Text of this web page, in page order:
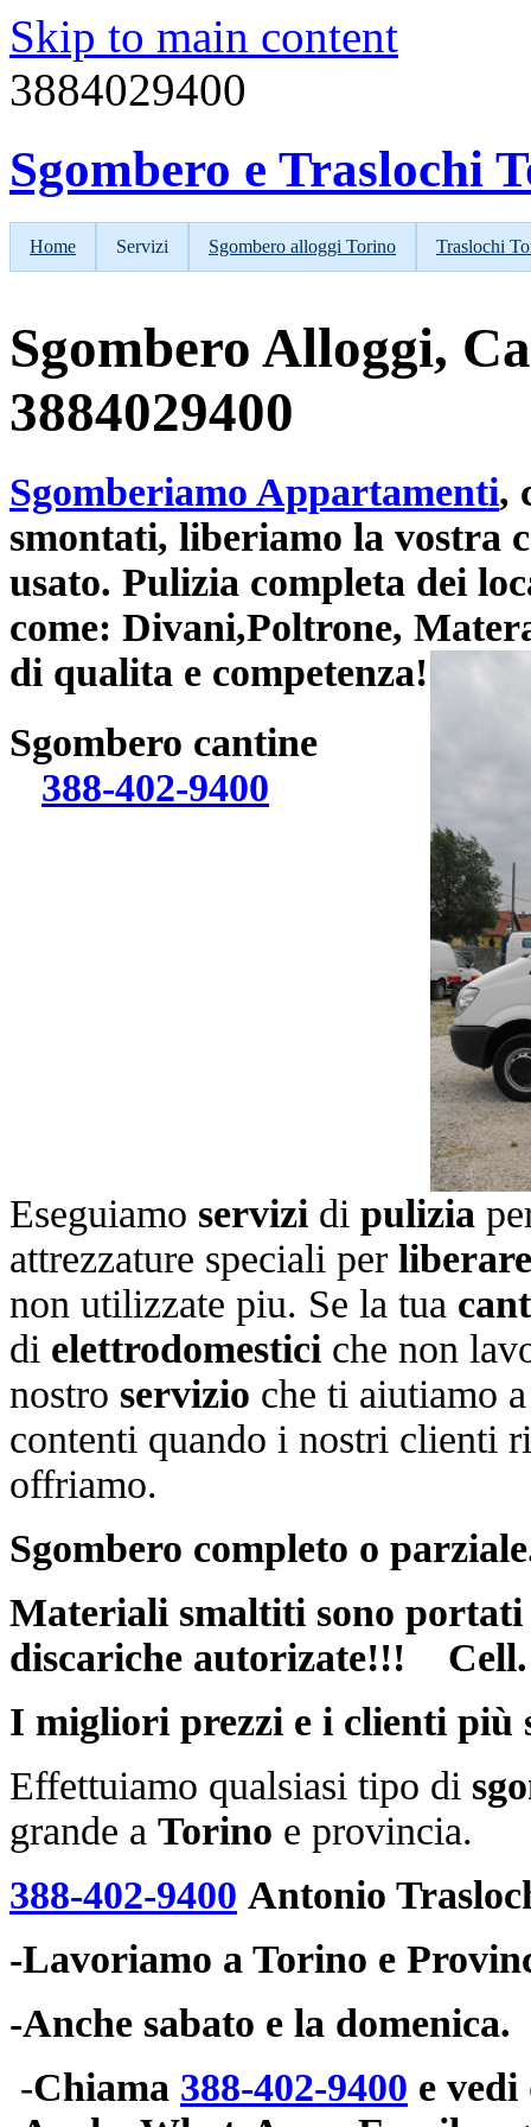
Skip to main content
3884029400
Sgombero e Traslochi
Home Servizi Sgombero alloggi Torino Traslochi
Sgombero Alloggi,
3884029400
Sgomberiamo Appartamenti,
smontati, liberiamo la vostra
usato. Pulizia completa dei
come: Divani,Poltrone,
di qualita e competenza!
Sgombero cantine
388-402-9400
Eseguiamo servizi di pulizia
attrezzature speciali per
non utilizzate piu. Se la tua
di elettrodomestici che non
nostro servizio che ti aiutiamo
contenti quando i nostri clienti
offriamo.
Sgombero completo o
Materiali smaltiti sono
discariche autorizate!!!
I migliori prezzi e i clienti più
Effettuiamo qualsiasi tipo di
grande a Torino e provincia.
388-402-9400 Antonio
-Lavoriamo a Torino e
-Anche sabato e la domenica.
-Chiama 388-402-9400 e